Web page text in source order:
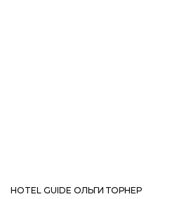
HOTEL GUIDE ОЛЬГИ ТОРНЕР